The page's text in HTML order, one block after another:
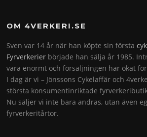
OM 4VERKERI.SE
Sven var 14 år när han köpte sin första
Fyrverkerier började han sälja år 1985.
vara enormt och försäljningen har ökat
I dag är vi – Jönssons Cykelaffär och
största konsumentinriktade
Nu säljer vi inte bara andras, utan även
fyrverkeritårtor.